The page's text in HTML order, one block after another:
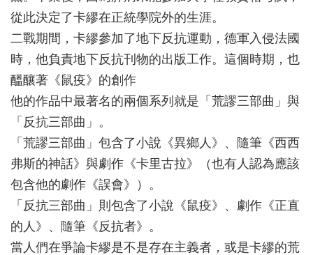
從此決定了卡繆在正統學院外的生涯。
二戰期間，卡繆參加了地下反抗運動，德軍入侵法國
時，他負責地下反抗刊物的出版工作。這個時期，也
醞釀著《鼠疫》的創作
他的作品中最著名的兩個系列就是「荒謬三部曲」與
「反抗三部曲」。
「荒謬三部曲」包含了小說《異鄉人》、隨筆《西西
弗斯的神話》與劇作《卡里古拉》（也有人認為應該
包含他的劇作《誤會》）。
「反抗三部曲」則包含了小說《鼠疫》、劇作《正直
的人》、隨筆《反抗者》。
當人們在爭論卡繆是不是存在主義者，或是卡繆的荒